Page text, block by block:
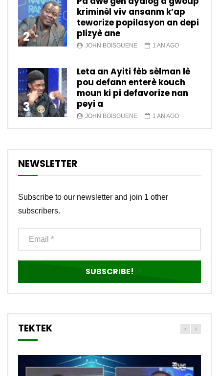
2
kriminèl viv ansanm k’ap
teworize popilasyon an depi
plizyè ane
JOHN BOISGUENE 1 AN AGO
3
Leta an Ayiti fèb sèlman lè
pou defann enterè kouch
moun ki pi defavorize nan
peyi a
JOHN BOISGUENE 1 AN AGO
NEWSLETTER
Subscribe to our newsletter and join 1 other
subscribers.
TEKTEK